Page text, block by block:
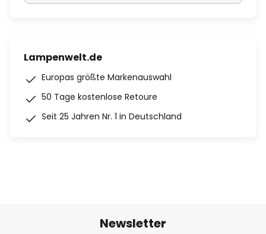
Lampenwelt.de
Europas größte Markenauswahl
50 Tage kostenlose Retoure
Seit 25 Jahren Nr. 1 in Deutschland
Newsletter